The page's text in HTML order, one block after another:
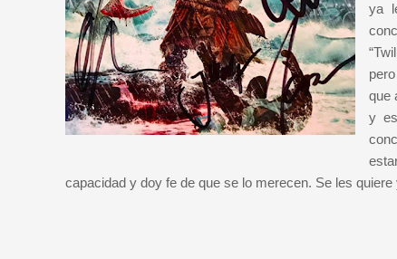
ya
que
y
capacidad y doy fe de que se lo merecen. Se les